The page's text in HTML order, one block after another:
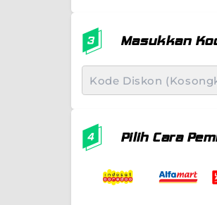
Masukkan
Pilih Cara